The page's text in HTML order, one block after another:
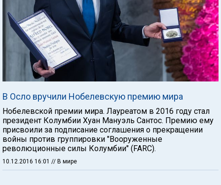
В Осло вручили Нобелевскую премию мира
Нобелевской премии мира. Лауреатом в 2016 году стал
президент Колумбии Хуан Мануэль Сантос. Премию ему
присвоили за подписание соглашения о прекращении
войны против группировки "Вооруженные
революционные силы Колумбии" (FARC).
10.12.2016 16:01 // В мире